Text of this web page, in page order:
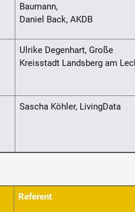
Baumann,
Daniel Back, AKDB
Ulrike Degenhart, Große
Kreisstadt Landsberg am
Sascha Köhler, LivingData
Referent